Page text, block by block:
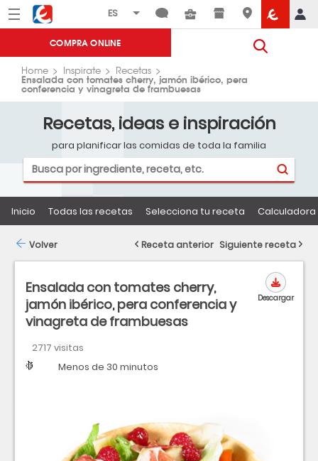
Menú Eroski
COMPRA ONLINE
Home Inspirate Recetas
Ensalada con tomates cherry, jamón ibérico, pera
conferencia y vinagreta de frambuesas
Recetas, ideas e inspiración
para planificar las comidas de toda la familia
Inicio Todas las recetas Selecciona tu receta
Ensalada con tomates cherry,
jamón ibérico, pera conferencia y
vinagreta de frambuesas
2717 visitas
Dificultad
Tiempo Menos de 30 minutos
Descargar
Volver Receta anterior Siguiente receta